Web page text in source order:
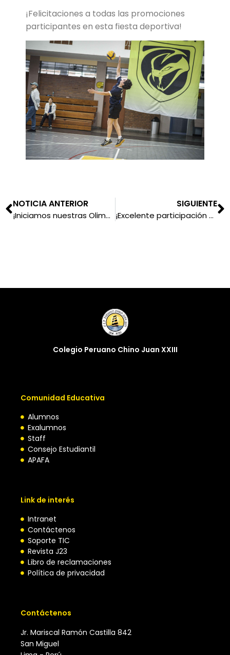
¡Felicitaciones a todas las promociones
participantes en esta fiesta deportiva!
NOTICIA ANTERIOR
¡Iniciamos nuestras Olimpiadas internas!
SIGUIENTE
¡Excelente participación en la Copa AELU de natación!
Colegio Peruano Chino Juan XXIII
Comunidad Educativa
Alumnos
Exalumnos
Staff
Consejo Estudiantil
APAFA
Link de interés
Intranet
Contáctenos
Soporte TIC
Revista J23
Libro de reclamaciones
Política de privacidad
Contáctenos
Jr. Mariscal Ramón Castilla 842
San Miguel